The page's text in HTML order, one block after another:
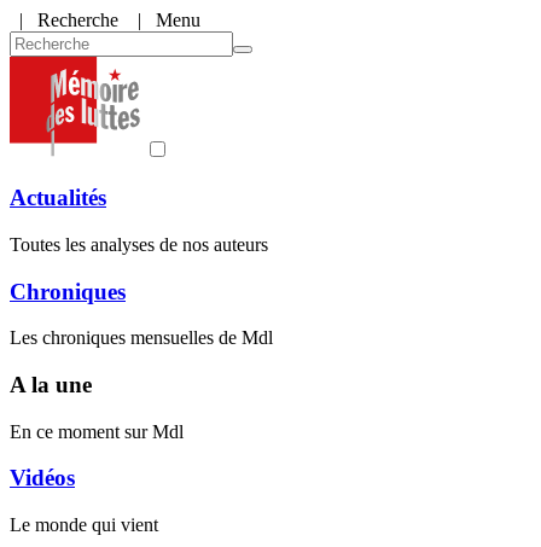
| Recherche | Menu
Actualités
Toutes les analyses de nos auteurs
Chroniques
Les chroniques mensuelles de Mdl
A la une
En ce moment sur Mdl
Vidéos
Le monde qui vient